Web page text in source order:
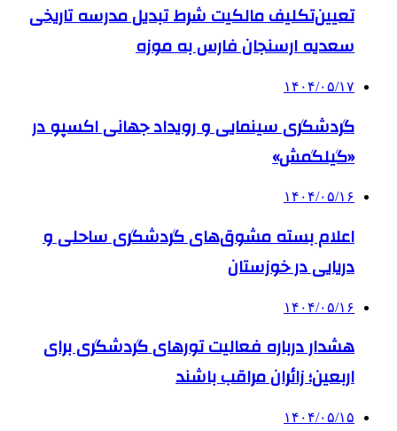
تعیین‌تکلیف مالکیت شرط تبدیل مدرسه تاریخی
سعدیه ارسنجان فارس به موزه
۱۴۰۴/۰۵/۱۷
گردشگری سینمایی و رویداد جهانی اکسپو در
«گیلگمش»
۱۴۰۴/۰۵/۱۶
اعلام بسته مشوق‌های گردشگری ساحلی و
دریایی در خوزستان
۱۴۰۴/۰۵/۱۶
هشدار درباره فعالیت تورهای گردشگری برای
اربعین؛ زائران مراقب باشند
۱۴۰۴/۰۵/۱۵